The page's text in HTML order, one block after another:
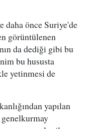
önce Suriye'de
görüntülenen
da dediği gibi bu
bu hususta
yetinmesi de
yapılan
genelkurmay